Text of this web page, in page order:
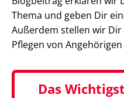
Thema und geben Dir
Außerdem stellen wir
Pflegen von
Das